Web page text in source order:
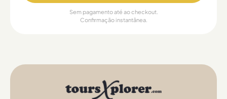
Sem pagamento até ao checkout.
Confirmação instantânea.